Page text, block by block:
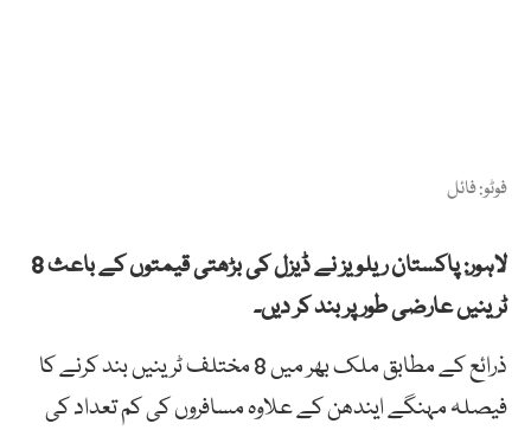
فوٹو: فائل
لاہور: پاکستان ریلویز نے ڈیزل کی بڑھتی قیمتوں کے باعث 8
ٹرینیں عارضی طور پر بند کر دیں۔
ذرائع کے مطابق ملک بھر میں 8 مختلف ٹرینیں بند کرنے کا
فیصلہ مہنگے ایندھن کے علاوہ مسافروں کی کم تعداد کی